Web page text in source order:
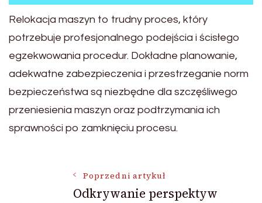
Relokacja maszyn to trudny proces, który
potrzebuje profesjonalnego podejścia i ścisłego
egzekwowania procedur. Dokładne planowanie,
adekwatne zabezpieczenia i przestrzeganie norm
bezpieczeństwa są niezbędne dla szczęśliwego
przeniesienia maszyn oraz podtrzymania ich
sprawności po zamknięciu procesu.
NawigacjaPoprzedni artykuł
Odkrywanie perspektyw